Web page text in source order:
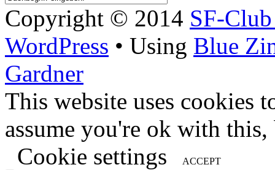
Copyright © 2014 SF-
WordPress • Using Blue
Gardner
This website uses cookies
assume you're ok with
Cookie settings
ACCEPT